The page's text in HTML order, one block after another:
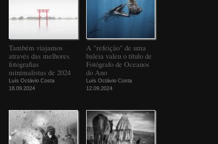
Também viajamos
através das melhores
fotografias
minimalistas de 2024
Luís Octávio Costa
18.09.2024
A "refeição" de uma
baleia valeu o título de
Fotógrafo de Oceanos
do Ano
Luís Octávio Costa
12.09.2024